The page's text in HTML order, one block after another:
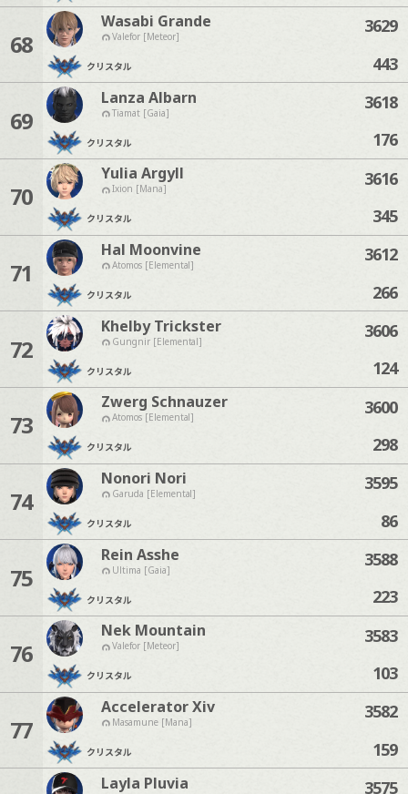
68
Wasabi Grande
Valefor [Meteor]
クリスタル
3629
443
69
Lanza Albarn
Tiamat [Gaia]
クリスタル
3618
176
70
Yulia Argyll
Ixion [Mana]
クリスタル
3616
345
71
Hal Moonvine
Atomos [Elemental]
クリスタル
3612
266
72
Khelby Trickster
Gungnir [Elemental]
クリスタル
3606
124
73
Zwerg Schnauzer
Atomos [Elemental]
クリスタル
3600
298
74
Nonori Nori
Garuda [Elemental]
クリスタル
3595
86
75
Rein Asshe
Ultima [Gaia]
クリスタル
3588
223
76
Nek Mountain
Valefor [Meteor]
クリスタル
3583
103
77
Accelerator Xiv
Masamune [Mana]
クリスタル
3582
159
Layla Pluvia 3575